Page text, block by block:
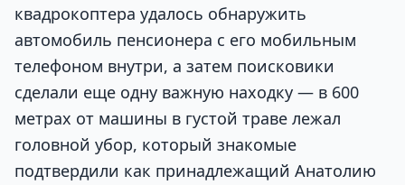
квадрокоптера удалось обнаружить
автомобиль пенсионера с его мобильным
телефоном внутри, а затем поисковики
сделали еще одну важную находку — в 600
метрах от машины в густой траве лежал
головной убор, который знакомые
подтвердили как принадлежащий Анатолию